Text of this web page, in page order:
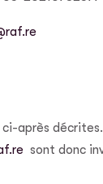
après
sont donc